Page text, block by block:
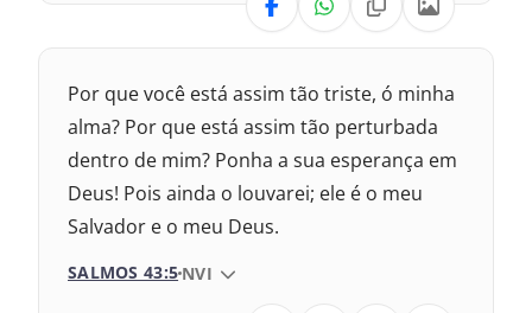
2017 – Nova Almeida Atualizada
2009 – Almeida Revisada e Corrigida
1969 – Almeida Revisada e Corrigida
1993 – Almeida Revisada e Atualizada
Por que você está assim tão triste, ó minha
alma? Por que está assim tão perturbada
dentro de mim? Ponha a sua esperança em
Deus! Pois ainda o louvarei; ele é o meu
Salvador e o meu Deus.
SALMOS 43:5 VERSÃO DA BÍBLIA
NVI